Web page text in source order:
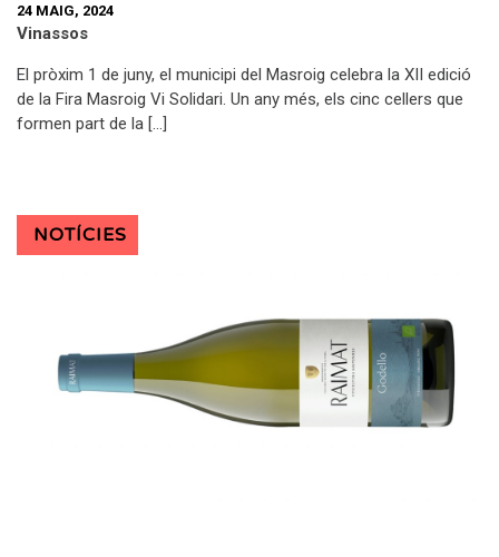
24 MAIG, 2024
Vinassos
El pròxim 1 de juny, el municipi del Masroig celebra la XII edició
de la Fira Masroig Vi Solidari. Un any més, els cinc cellers que
formen part de la […]
NOTÍCIES